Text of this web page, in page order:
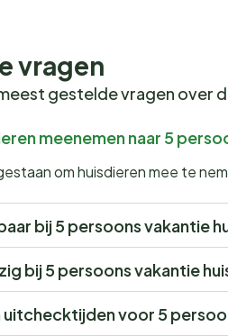
vragen
gestelde vragen over
meenemen naar 5
om huisdieren mee te
bij 5 persoons vakantie
bij 5 persoons vakantie
voor 5